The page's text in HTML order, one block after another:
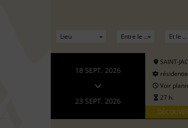
18 SEPT. 2026
23 SEPT. 2026
SAINT-
Voir
27 h.